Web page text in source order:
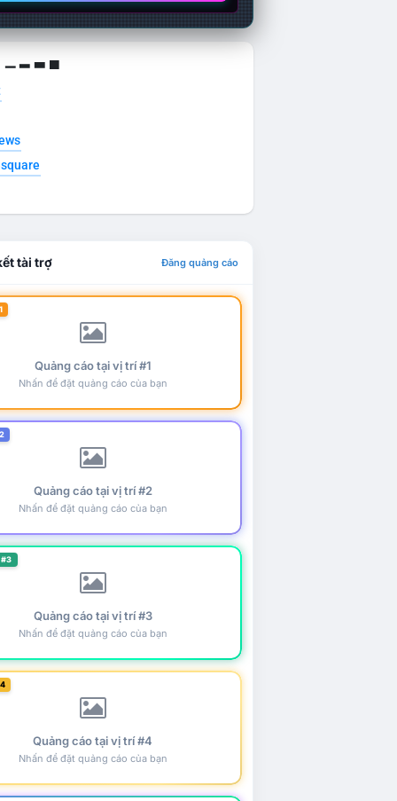
▁ ▂ ▃ ▄
tài trợ Đăng quảng cáo
Quảng cáo tại vị trí #1
Nhấn để đặt quảng cáo của bạn
Quảng cáo tại vị trí #2
Nhấn để đặt quảng cáo của bạn
Quảng cáo tại vị trí #3
Nhấn để đặt quảng cáo của bạn
Quảng cáo tại vị trí #4
Nhấn để đặt quảng cáo của bạn